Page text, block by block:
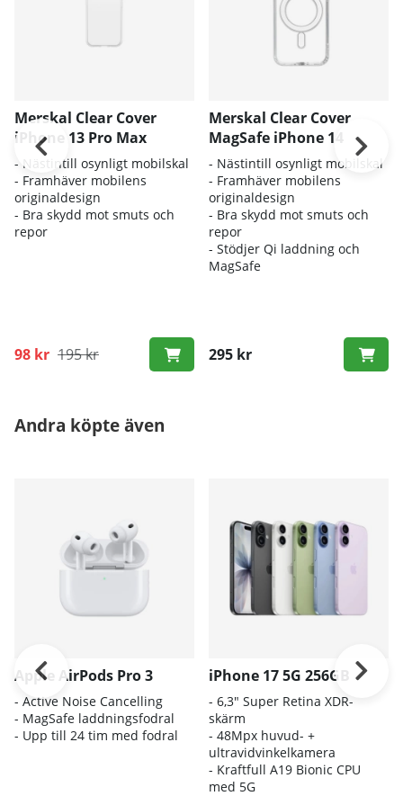
Merskal Clear Cover
iPhone 13 Pro Max
- Nästintill osynligt mobilskal
- Framhäver mobilens
originaldesign
- Bra skydd mot smuts och
repor
98 kr 195 kr
Merskal Clear Cover
MagSafe iPhone 14
- Nästintill osynligt mobilskal
- Framhäver mobilens
originaldesign
- Bra skydd mot smuts och
repor
- Stödjer Qi laddning och
MagSafe
295 kr
Andra köpte även
Apple AirPods Pro 3
- Active Noise Cancelling
- MagSafe laddningsfodral
- Upp till 24 tim med fodral
iPhone 17 5G 256GB
- 6,3" Super Retina XDR-
skärm
- 48Mpx huvud- +
ultravidvinkelkamera
- Kraftfull A19 Bionic CPU
med 5G